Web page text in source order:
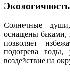
Солнечные
оснащены баками,
позволяет
подогрева воды,
воздействие на